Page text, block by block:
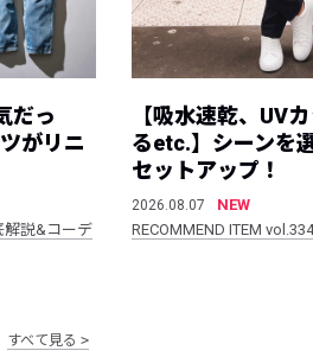
だっ
がリニ
解説&コーデ
【吸水速乾、UV
るetc.】シーンを
セットアップ！
2026.08.07
NEW
RECOMMEND ITEM vol.334
すべて見る